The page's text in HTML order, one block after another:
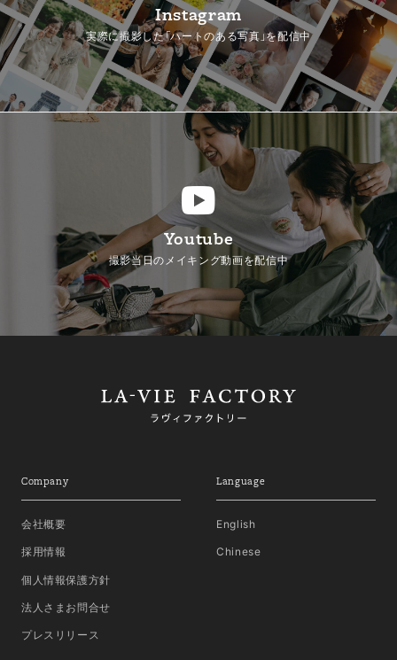
Instagram
実際に撮影した「ハートのある写真」を配信中
Youtube
撮影当日のメイキング動画を配信中
Company
会社概要
採用情報
個人情報保護方針
法人さまお問合せ
プレスリリース
Language
English
Chinese